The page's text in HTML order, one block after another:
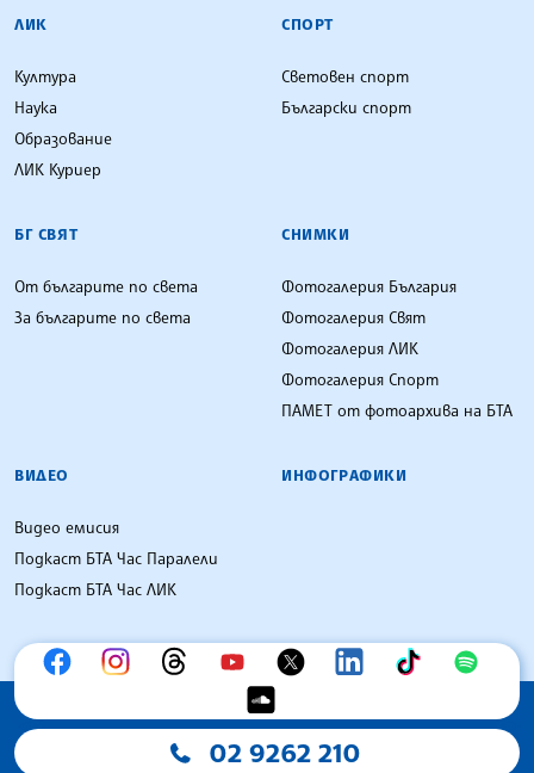
ЛИК
Култура
Наука
Образование
ЛИК Куриер
СПОРТ
Световен спорт
Български спорт
БГ СВЯТ
От българите по света
За българите по света
СНИМКИ
Фотогалерия България
Фотогалерия Свят
Фотогалерия ЛИК
Фотогалерия Спорт
ПАМЕТ от фотоархива на БТА
ВИДЕО
Видео емисия
Подкаст БТА Час Паралели
Подкаст БТА Час ЛИК
ИНФОГРАФИКИ
02 9262 210